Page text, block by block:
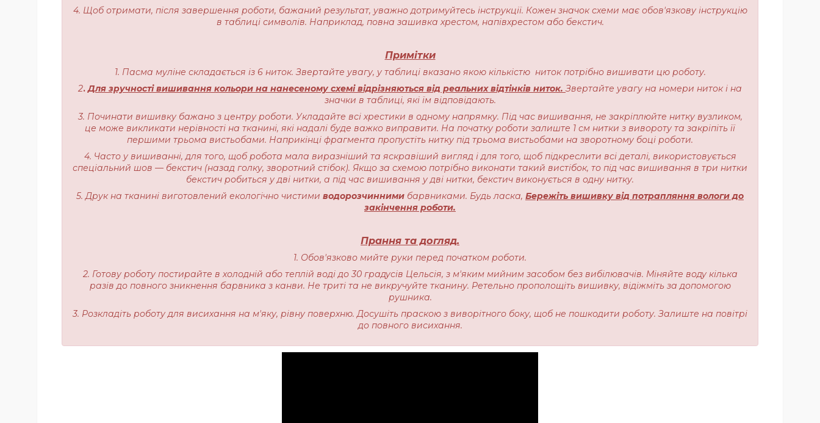
4. Щоб отримати, після завершення роботи, бажаний результат, уважно дотримуйтесь інструкції. Кожен значок схеми має обов'язкову інструкцію
в таблиці символів. Наприклад, повна зашивка хрестом, напівхрестом або бекстич.
Примітки
1. Пасма муліне складається із 6 ниток. Звертайте увагу, у таблиці вказано якою кількістю ниток потрібно вишивати цю роботу.
2.Для зручності вишивання кольори на нанесеному схемі відрізняються від реальних відтінків ниток.Звертайте увагу на номери ниток і на
значки в таблиці, які їм відповідають.
3. Починати вишивку бажано з центру роботи. Укладайте всі хрестики в одному напрямку. Під час вишивання, не закріплюйте нитку вузликом,
це може викликати нерівності на тканині, які надалі буде важко виправити. На початку роботи залиште 1 см нитки з вивороту та закріпіть її
першими трьома вистьобами. Наприкінці фрагмента пропустіть нитку під трьома вистьобами на зворотному боці роботи.
4. Часто у вишиванні, для того, щоб робота мала виразніший та яскравіший вигляд і для того, щоб підкреслити всі деталі, використовується
спеціальний шов — бекстич (назад голку, зворотний стібок). Якщо за схемою потрібно виконати такий вистібок, то під час вишивання в три нитки
бекстич робиться у дві нитки, а під час вишивання у дві нитки, бекстич виконується в одну нитку.
5. Друк на тканині виготовлений екологічно чистими водорозчинними барвниками. Будь ласка, Бережіть вишивку від потрапляння вологи до
закінчення роботи.
Прання та догляд.
1. Обов'язково мийте руки перед початком роботи.
2. Готову роботу постирайте в холодній або теплій воді до 30 градусів Цельсія, з м'яким мийним засобом без вибілювачів. Міняйте воду кілька
разів до повного зникнення барвника з канви. Не триті та не викручуйте тканину. Ретельно прополощіть вишивку, відіжміть за допомогою
рушника.
3. Розкладіть роботу для висихання на м'яку, рівну поверхню. Досушіть праскою з виворітного боку, щоб не пошкодити роботу. Залиште на повітрі
до повного висихання.